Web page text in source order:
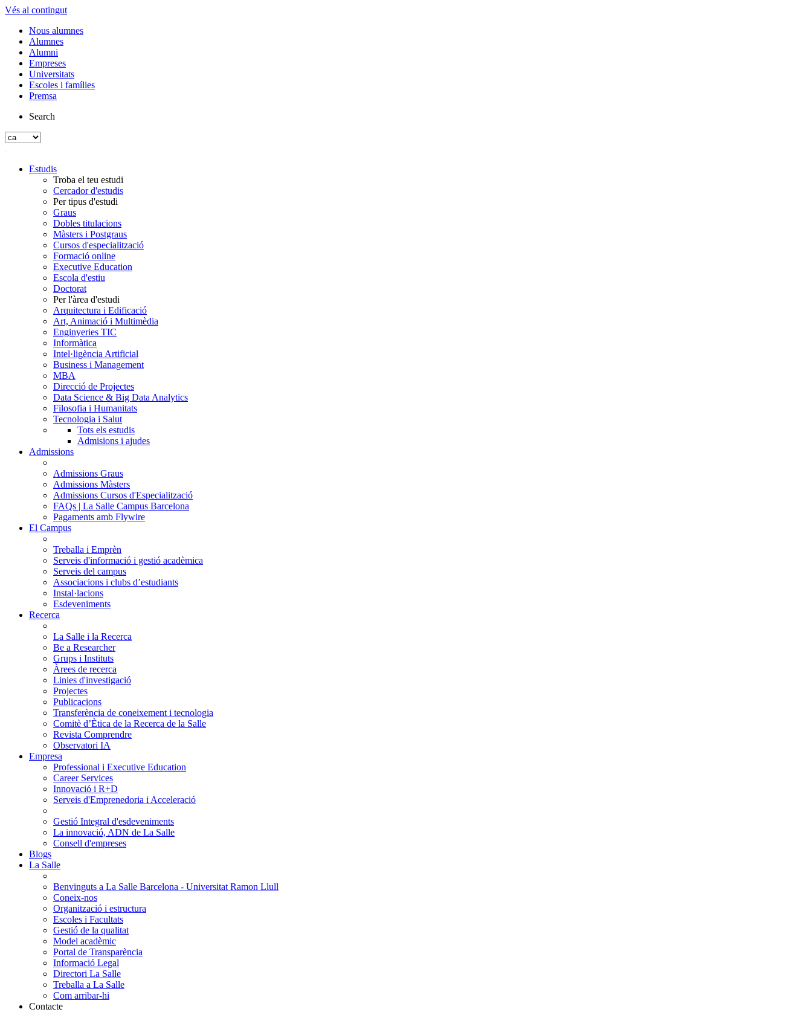
Vés al contingut
Nous alumnes
Alumnes
Alumni
Empreses
Universitats
Escoles i famílies
Premsa
Search
Estudis
Troba el teu estudi
Cercador d'estudis
Per tipus d'estudi
Graus
Dobles titulacions
Màsters i Postgraus
Cursos d'especialització
Formació online
Executive Education
Escola d'estiu
Doctorat
Per l'àrea d'estudi
Arquitectura i Edificació
Art, Animació i Multimèdia
Enginyeries TIC
Informàtica
Intel·ligència Artificial
Business i Management
MBA
Direcció de Projectes
Data Science & Big Data Analytics
Filosofia i Humanitats
Tecnologia i Salut
Tots els estudis
Admisions i ajudes
Admissions
Admissions Graus
Admissions Màsters
Admissions Cursos d'Especialització
FAQs | La Salle Campus Barcelona
Pagaments amb Flywire
El Campus
Treballa i Emprèn
Serveis d'informació i gestió acadèmica
Serveis del campus
Associacions i clubs d’estudiants
Instal·lacions
Esdeveniments
Recerca
La Salle i la Recerca
Be a Researcher
Grups i Instituts
Àrees de recerca
Linies d'investigació
Projectes
Publicacions
Transferència de coneixement i tecnologia
Comitè d’Ètica de la Recerca de la Salle
Revista Comprendre
Observatori IA
Empresa
Professional i Executive Education
Career Services
Innovació i R+D
Serveis d'Emprenedoria i Acceleració
Gestió Integral d'esdeveniments
La innovació, ADN de La Salle
Consell d'empreses
Blogs
La Salle
Benvinguts a La Salle Barcelona - Universitat Ramon Llull
Coneix-nos
Organització i estructura
Escoles i Facultats
Gestió de la qualitat
Model acadèmic
Portal de Transparència
Informació Legal
Directori La Salle
Treballa a La Salle
Com arribar-hi
Contacte